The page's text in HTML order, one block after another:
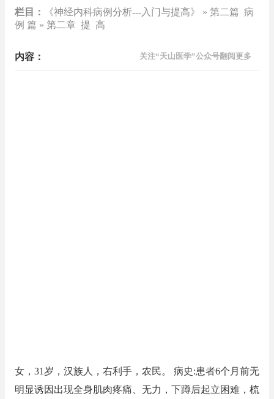
栏目：
《神经内科病例分析---入门与提高》 » 第二篇 病
例 篇 » 第二章 提 高
内容： 关注“天山医学”公众号翻阅更多
女，31岁，汉族人，右利手，农民。 病史:患者6个月前无
明显诱因出现全身肌肉疼痛、无力，下蹲后起立困难，梳